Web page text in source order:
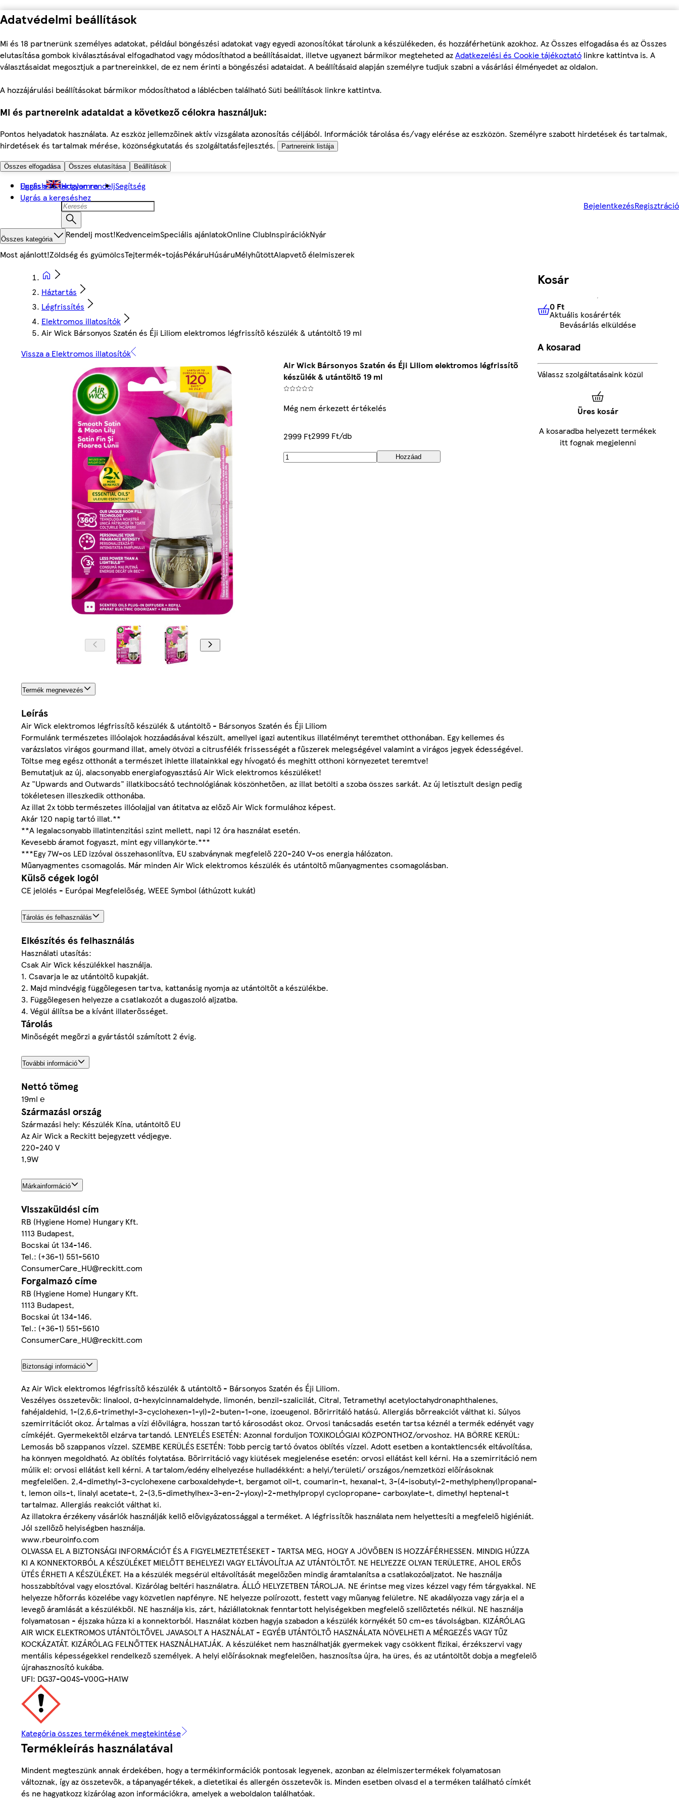
Adatvédelmi beállítások
Mi és 18 partnerünk személyes adatokat, például böngészési adatokat vagy egyedi azonosítókat tárolunk a készülékeden, és hozzáférhetünk azokhoz. Az Összes elfogadása és az Összes
elutasítása gombok kiválasztásával elfogadhatod vagy módosíthatod a beállításaidat, illetve ugyanezt bármikor megteheted azAdatkezelési és Cookie tájékoztató linkre kattintva is. A
választásaidat megosztjuk a partnereinkkel, de ez nem érinti a böngészési adataidat. A beállításaid alapján személyre tudjuk szabni a vásárlási élményedet az oldalon.
A hozzájárulási beállításokat bármikor módosíthatod a láblécben található Süti beállítások linkre kattintva.
Mi és partnereink adataidat a következő célokra használjuk:
Pontos helyadatok használata. Az eszköz jellemzőinek aktív vizsgálata azonosítás céljából. Információk tárolása és/vagy elérése az eszközön. Személyre szabott hirdetések és tartalmak,
hirdetések és tartalmak mérése, közönségkutatás és szolgáltatásfejlesztés.
Partnereink listája
Összes elfogadása Összes elutasítása Beállítások
Ugrás a fő tartalomra
Ugrás a kereséshez
English Hogyan rendeljSegítség
BejelentkezésRegisztráció
Összes kategória Rendelj most!KedvenceimSpeciális ajánlatokOnline ClubInspirációkNyár
Most ajánlott!Zöldség és gyümölcsTejtermék-tojásPékáruHúsáruMélyhűtöttAlapvető élelmiszerek
Háztartás
Légfrissítés
Elektromos illatosítók
Air Wick Bársonyos Szatén és Éji Liliom elektromos légfrissítő készülék & utántöltő 19 ml
Vissza a Elektromos illatosítók
Air Wick Bársonyos Szatén és Éji Liliom elektromos légfrissítő
készülék & utántöltő 19 ml
Még nem érkezett értékelés
2999 Ft2999 Ft/db
Hozzáad
Termék megnevezés
Leírás
Air Wick elektromos légfrissítő készülék & utántöltő - Bársonyos Szatén és Éji Liliom
Formulánk természetes illóolajok hozzáadásával készült, amellyel igazi autentikus illatélményt teremthet otthonában. Egy kellemes és
varázslatos virágos gourmand illat, amely ötvözi a citrusfélék frissességét a fűszerek melegségével valamint a virágos jegyek édességével.
Töltse meg egész otthonát a természet ihlette illatainkkal egy hívogató és meghitt otthoni környezetet teremtve!
Bemutatjuk az új, alacsonyabb energiafogyasztású Air Wick elektromos készüléket!
Az "Upwards and Outwards" illatkibocsátó technológiának köszönhetően, az illat betölti a szoba összes sarkát. Az új letisztult design pedig
tökéletesen illeszkedik otthonába.
Az illat 2x több természetes illóolajjal van átitatva az előző Air Wick formulához képest.
Akár 120 napig tartó illat.**
**A legalacsonyabb illatintenzitási szint mellett, napi 12 óra használat esetén.
Kevesebb áramot fogyaszt, mint egy villanykörte.***
***Egy 7W-os LED izzóval összehasonlítva, EU szabványnak megfelelő 220-240 V-os energia hálózaton.
Műanyagmentes csomagolás. Már minden Air Wick elektromos készülék és utántöltő műanyagmentes csomagolásban.
Külső cégek logói
CE jelölés - Európai Megfelelőség, WEEE Symbol (áthúzott kukát)
Tárolás és felhasználás
Elkészítés és felhasználás
Használati utasítás:
Csak Air Wick készülékkel használja.
1. Csavarja le az utántöltő kupakját.
2. Majd mindvégig függőlegesen tartva, kattanásig nyomja az utántöltőt a készülékbe.
3. Függőlegesen helyezze a csatlakozót a dugaszoló aljzatba.
4. Végül állítsa be a kívánt illaterősséget.
Tárolás
Minőségét megőrzi a gyártástól számított 2 évig.
További információ
Nettó tömeg
19ml ℮
Származási ország
Származási hely: Készülék Kína, utántöltő EU
Az Air Wick a Reckitt bejegyzett védjegye.
220-240 V
1,9W
Márkainformáció
Visszaküldési cím
RB (Hygiene Home) Hungary Kft.
1113 Budapest,
Bocskai út 134-146.
Tel.: (+36-1) 551-5610
ConsumerCare_HU@reckitt.com
Forgalmazó címe
RB (Hygiene Home) Hungary Kft.
1113 Budapest,
Bocskai út 134-146.
Tel.: (+36-1) 551-5610
ConsumerCare_HU@reckitt.com
Biztonsági információ
Az Air Wick elektromos légfrissítő készülék & utántöltő - Bársonyos Szatén és Éji Liliom.
Veszélyes összetevők: linalool, α-hexylcinnamaldehyde, limonén, benzil-szalicilát, Citral, Tetramethyl acetyloctahydronaphthalenes,
fahéjaldehid, 1-(2,6,6-trimethyl-3-cyclohexen-1-yl)-2-buten-1-one, izoeugenol. Bőrirritáló hatású. Allergiás bőrreakciót válthat ki. Súlyos
szemirritációt okoz. Ártalmas a vízi élővilágra, hosszan tartó károsodást okoz. Orvosi tanácsadás esetén tartsa kéznél a termék edényét vagy
címkéjét. Gyermekektől elzárva tartandó. LENYELÉS ESETÉN: Azonnal forduljon TOXIKOLÓGIAI KÖZPONTHOZ/orvoshoz. HA BÖRRE KERÜL:
Lemosás bő szappanos vízzel. SZEMBE KERÜLÉS ESETÉN: Több percig tartó óvatos öblítés vízzel. Adott esetben a kontaktlencsék eltávolítása,
ha könnyen megoldható. Az öblítés folytatása. Bőrirritáció vagy kiütések megjelenése esetén: orvosi ellátást kell kérni. Ha a szemirritáció nem
múlik el: orvosi ellátást kell kérni. A tartalom/edény elhelyezése hulladékként: a helyi/területi/ országos/nemzetközi előírásoknak
megfelelően. 2,4-dimethyl-3-cyclohexene carboxaldehyde-t, bergamot oil-t, coumarin-t, hexanal-t, 3-(4-isobutyl-2-methylphenyl)propanal-
t, lemon oils-t, linalyl acetate-t, 2-(3,5-dimethylhex-3-en-2-yloxy)-2-methylpropyl cyclopropane- carboxylate-t, dimethyl heptenal-t
tartalmaz. Allergiás reakciót válthat ki.
Az illatokra érzékeny vásárlók használják kellő elővigyázatossággal a terméket. A légfrissítők használata nem helyettesíti a megfelelő higiéniát.
Jól szellőző helyiségben használja.
www.rbeuroinfo.com
OLVASSA EL A BIZTONSÁGI INFORMÁCIÓT ÉS A FIGYELMEZTETÉSEKET - TARTSA MEG, HOGY A JÖVŐBEN IS HOZZÁFÉRHESSEN. MINDIG HÚZZA
KI A KONNEKTORBÓL A KÉSZÜLÉKET MIELŐTT BEHELYEZI VAGY ELTÁVOLÍTJA AZ UTÁNTÖLTŐT. NE HELYEZZE OLYAN TERÜLETRE, AHOL ERŐS
ÜTÉS ÉRHETI A KÉSZÜLÉKET. Ha a készülék megsérül eltávolítását megelőzően mindig áramtalanítsa a csatlakozóaljzatot. Ne használja
hosszabbítóval vagy elosztóval. Kizárólag beltéri használatra. ÁLLÓ HELYZETBEN TÁROLJA. NE érintse meg vizes kézzel vagy fém tárgyakkal. NE
helyezze hőforrás közelébe vagy közvetlen napfényre. NE helyezze polírozott, festett vagy műanyag felületre. NE akadályozza vagy zárja el a
levegő áramlását a készülékből. NE használja kis, zárt, háziállatoknak fenntartott helyiségekben megfelelő szellőztetés nélkül. NE használja
folyamatosan - éjszaka húzza ki a konnektorból. Használat közben hagyja szabadon a készülék környékét 50 cm-es távolságban. KIZÁRÓLAG
AIR WICK ELEKTROMOS UTÁNTÖLTŐVEL JAVASOLT A HASZNÁLAT - EGYÉB UTÁNTÖLTŐ HASZNÁLATA NÖVELHETI A MÉRGEZÉS VAGY TŰZ
KOCKÁZATÁT. KIZÁRÓLAG FELNŐTTEK HASZNÁLHATJÁK. A készüléket nem használhatják gyermekek vagy csökkent fizikai, érzékszervi vagy
mentális képességekkel rendelkező személyek. A helyi előírásoknak megfelelően, hasznosítsa újra, ha üres, és az utántöltőt dobja a megfelelő
újrahasznosító kukába.
UFI: DG37-Q04S-V00G-HA1W
Kategória összes termékének megtekintése
Termékleírás használatával
Mindent megteszünk annak érdekében, hogy a termékinformációk pontosak legyenek, azonban az élelmiszertermékek folyamatosan
változnak, így az összetevők, a tápanyagértékek, a dietetikai és allergén összetevők is. Minden esetben olvasd el a terméken található címkét
és ne hagyatkozz kizárólag azon információkra, amelyek a weboldalon találhatóak.
Kosár
0 FtAktuális kosárérték
0 Ft
Aktuális kosárérték
Bevásárlás elküldése
A kosarad
Válassz szolgáltatásaink közül
Üres kosár
A kosaradba helyezett termékek
itt fognak megjelenni